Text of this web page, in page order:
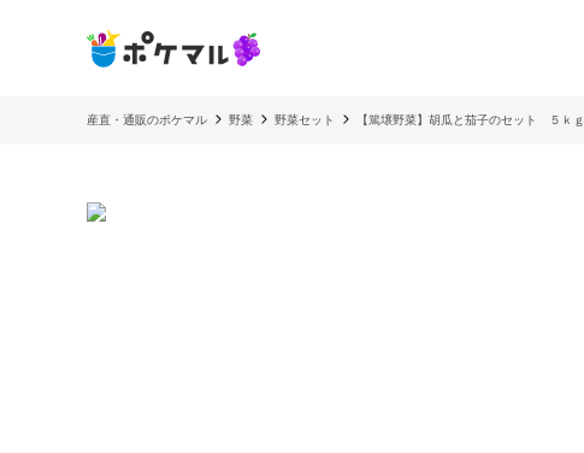
産直・通販のポケマル 野菜 野菜セット 【篤壌野菜】胡瓜と茄子のセット ５ｋｇ